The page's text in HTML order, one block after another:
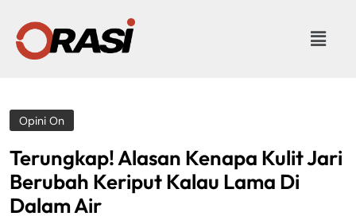
Opini On
Terungkap! Alasan Kenapa Kulit Jari
Berubah Keriput Kalau Lama Di
Dalam Air